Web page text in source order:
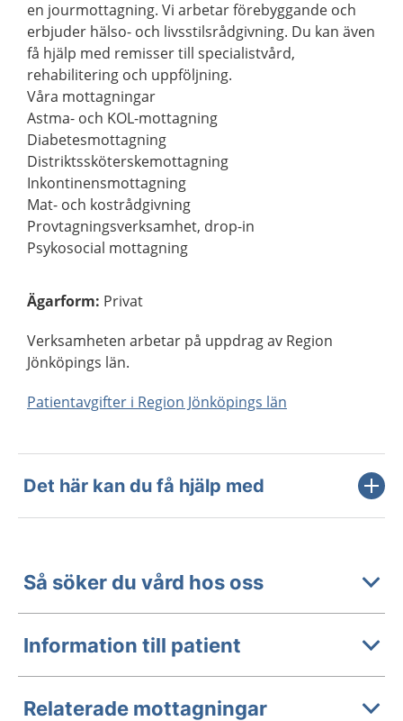
en jourmottagning. Vi arbetar förebyggande och
erbjuder hälso- och livsstilsrådgivning. Du kan även
få hjälp med remisser till specialistvård,
rehabilitering och uppföljning.
Våra mottagningar
Astma- och KOL-mottagning
Diabetesmottagning
Distriktssköterskemottagning
Inkontinensmottagning
Mat- och kostrådgivning
Provtagningsverksamhet, drop-in
Psykosocial mottagning
Ägarform: Privat
Verksamheten arbetar på uppdrag av Region
Jönköpings län.
Patientavgifter i Region Jönköpings län
Det här kan du få hjälp med
Så söker du vård hos oss
Information till patient
Relaterade mottagningar